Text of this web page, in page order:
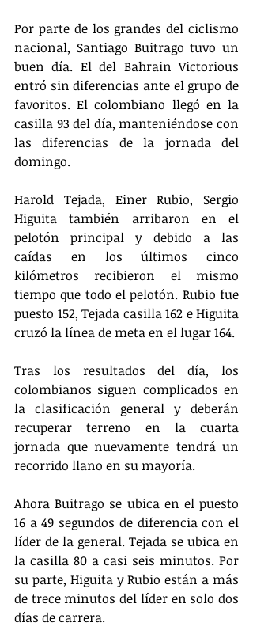
Por parte de los grandes del ciclismo
nacional, Santiago Buitrago tuvo un
buen día. El del Bahrain Victorious
entró sin diferencias ante el grupo de
favoritos. El colombiano llegó en la
casilla 93 del día, manteniéndose con
las diferencias de la jornada del
domingo.
Harold Tejada, Einer Rubio, Sergio
Higuita también arribaron en el
pelotón principal y debido a las
caídas en los últimos cinco
kilómetros recibieron el mismo
tiempo que todo el pelotón. Rubio fue
puesto 152, Tejada casilla 162 e Higuita
cruzó la línea de meta en el lugar 164.
Tras los resultados del día, los
colombianos siguen complicados en
la clasificación general y deberán
recuperar terreno en la cuarta
jornada que nuevamente tendrá un
recorrido llano en su mayoría.
Ahora Buitrago se ubica en el puesto
16 a 49 segundos de diferencia con el
líder de la general. Tejada se ubica en
la casilla 80 a casi seis minutos. Por
su parte, Higuita y Rubio están a más
de trece minutos del líder en solo dos
días de carrera.